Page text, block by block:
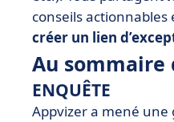
conseils
créer un lien
Au sommaire
ENQUÊTE
Appvizer a mené